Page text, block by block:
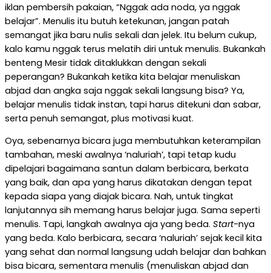
iklan pembersih pakaian, “Nggak ada noda, ya nggak
belajar”. Menulis itu butuh ketekunan, jangan patah
semangat jika baru nulis sekali dan jelek. Itu belum cukup,
kalo kamu nggak terus melatih diri untuk menulis. Bukankah
benteng Mesir tidak ditaklukkan dengan sekali
peperangan? Bukankah ketika kita belajar menuliskan
abjad dan angka saja nggak sekali langsung bisa? Ya,
belajar menulis tidak instan, tapi harus ditekuni dan sabar,
serta penuh semangat, plus motivasi kuat.
Oya, sebenarnya bicara juga membutuhkan keterampilan
tambahan, meski awalnya ‘naluriah’, tapi tetap kudu
dipelajari bagaimana santun dalam berbicara, berkata
yang baik, dan apa yang harus dikatakan dengan tepat
kepada siapa yang diajak bicara. Nah, untuk tingkat
lanjutannya sih memang harus belajar juga. Sama seperti
menulis. Tapi, langkah awalnya aja yang beda. Start-nya
yang beda. Kalo berbicara, secara ‘naluriah’ sejak kecil kita
yang sehat dan normal langsung udah belajar dan bahkan
bisa bicara, sementara menulis (menuliskan abjad dan